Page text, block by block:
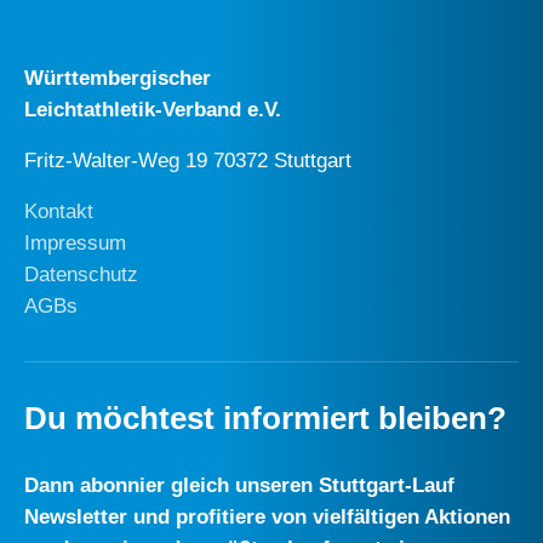
Württembergischer
Leichtathletik-Verband e.V.
Fritz-Walter-Weg 19 70372 Stuttgart
Kontakt
Impressum
Datenschutz
AGBs
Du möchtest informiert bleiben?
Dann abonnier gleich unseren Stuttgart-Lauf
Newsletter und profitiere von vielfältigen Aktionen